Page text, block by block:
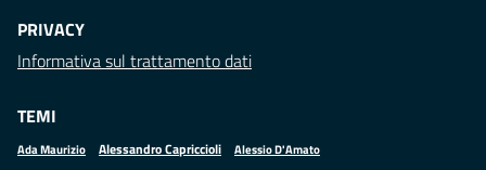
PRIVACY
Informativa sul trattamento dati
TEMI
Ada Maurizio Alessandro Capriccioli Alessio D'Amato